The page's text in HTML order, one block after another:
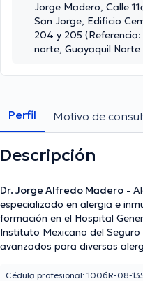
Jorge Madero, Calle
San Jorge, Edificio
204 y 205
norte, Guayaquil Norte
Perfil Motivo de
Descripción
Dr. Jorge Alfredo Madero -
especializado en alergia e
formación en el Hospital
Instituto Mexicano del
avanzados para diversas
diagnóstico preciso y
Cédula profesional: 1006R-08-